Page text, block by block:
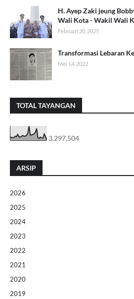
H. Ayep Zaki jeung
Wali Kota - Wakil Wali
Februari 20, 2025
Transformasi Lebaran
Mei 14, 2022
TOTAL TAYANGAN
3,297,504
ARSIP
2026
2025
2024
2023
2022
2021
2020
2019